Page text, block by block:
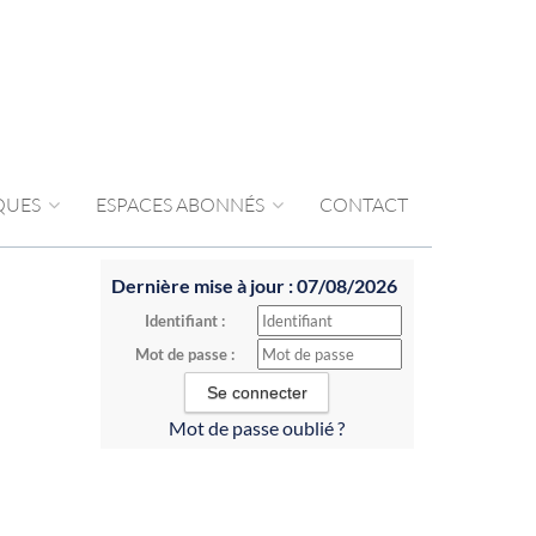
ESPACES ABONNÉS CONTACT
Dernière mise à jour : 07/08/2026
Identifiant :
Mot de passe :
Mot de passe oublié ?